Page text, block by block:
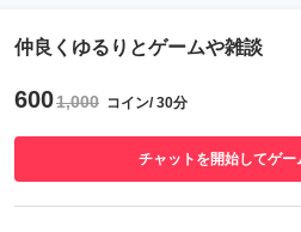
仲良くゆるりとゲームや雑談
6001,000 コイン/ 30分
チャットを開始してゲー